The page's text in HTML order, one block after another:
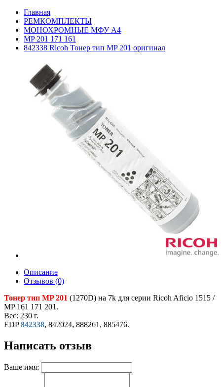
Главная
РЕМКОМПЛЕКТЫ
МОНОХРОМНЫЕ МФУ А4
MP 201 171 161
842338 Ricoh Тонер тип MP 201 оригинал
Описание
Отзывов (0)
Тонер тип MP 201 (1270D) на 7k для серии Ricoh Aficio 1515 /
MP 161 171 201.
Вес: 230 г.
EDP842338, 842024, 888261, 885476.
Написать отзыв
Ваше имя: